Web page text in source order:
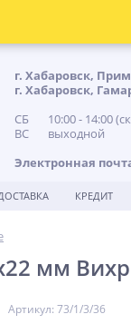
г. Хабаровск,
г. Хабаровск,
СБ 10:00 - 14:00
ВС выходной
Электронная
КРЕДИТ
мм
Артикул: 73/1/3/36